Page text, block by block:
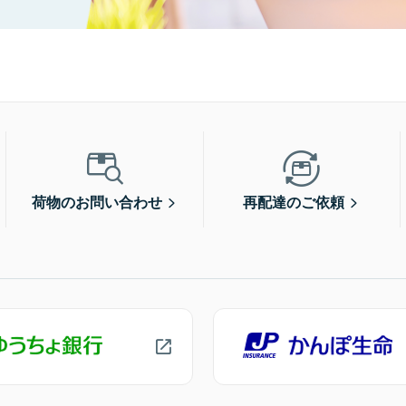
荷物のお問い合わせ 再配達のご依頼